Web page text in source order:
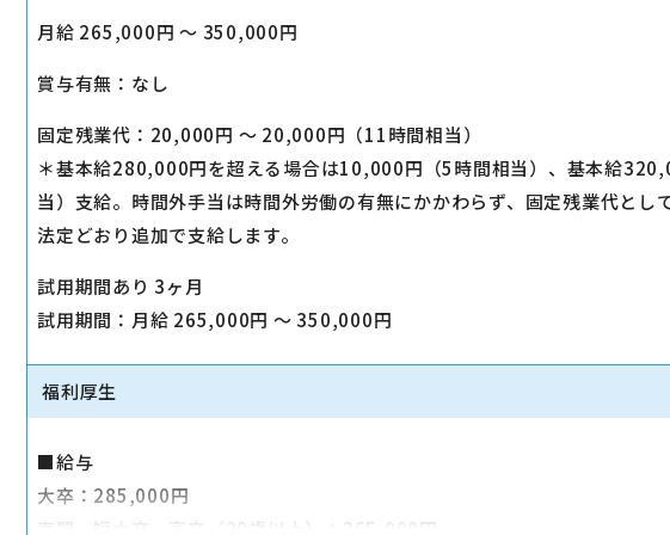
月給 265,000円 〜 350,000円
賞与有無：なし
固定残業代：20,000円 〜 20,000円（11時間相当）
＊基本給280,000円を超える場合は10,000円（5時間相当）、基本給
当）支給。時間外手当は時間外労働の有無にかかわらず、固定残業代と
法定どおり追加で支給します。
試用期間あり 3ヶ月
試用期間：月給 265,000円 〜 350,000円
福利厚生
■給与
大卒：285,000円
専門、短大卒、高卒（20歳以上）：265,000円